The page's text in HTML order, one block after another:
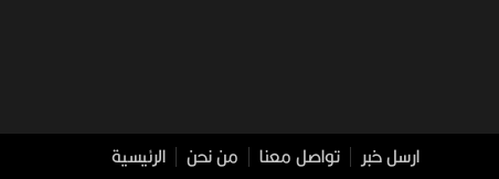
الرئيسية من نحن تواصل معنا ارسل خبر